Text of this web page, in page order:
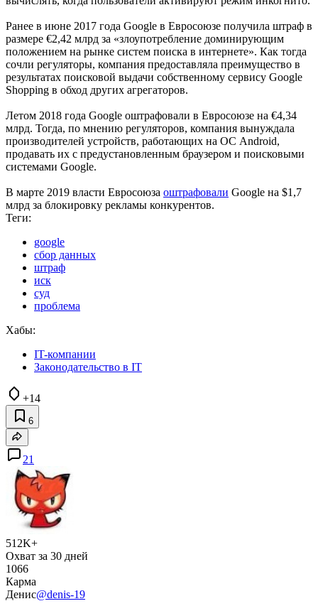
Ранее в июне 2017 года Google в Евросоюзе получила штраф в
размере €2,42 млрд за «злоупотребление доминирующим
положением на рынке систем поиска в интернете». Как тогда
сочли регуляторы, компания предоставляла преимущество в
результатах поисковой выдачи собственному сервису Google
Shopping в обход других агрегаторов.
Летом 2018 года Google оштрафовали в Евросоюзе на €4,34
млрд. Тогда, по мнению регуляторов, компания вынуждала
производителей устройств, работающих на ОС Android,
продавать их c предустановленным браузером и поисковыми
системами Google.
В марте 2019 власти Евросоюза оштрафовали Google на $1,7
млрд за блокировку рекламы конкурентов.
Теги:
google
сбор данных
штраф
иск
суд
проблема
Хабы:
IT-компании
Законодательство в IT
+14
6
21
512K+
Охват за 30 дней
1066
Карма
Денис@denis-19